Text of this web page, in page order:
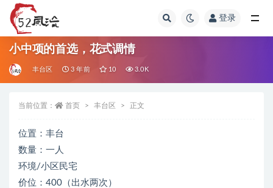
登录
小中项的首选，花式调情
丰台区 3 年前 10 3.0K
当前位置： 首页 丰台区 正文
位置：丰台
数量：一人
环境/小区民宅
价位：400（出水两次）